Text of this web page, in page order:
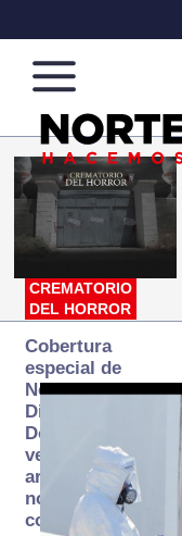
Norte
de
Ciudad
Más
que
noticias,
hacemos periodismo
CREMATORIO
DEL HORROR
Cobertura
especial de
Norte
Digital:
Donde la
verdad
arde… pero
no se
consume